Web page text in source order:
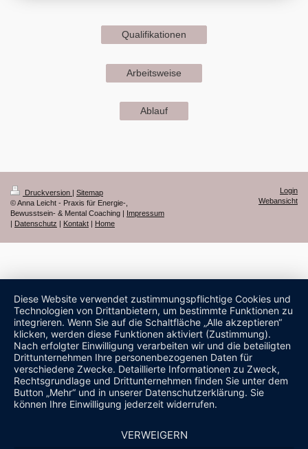
Qualifikationen
Arbeitsweise
Ablauf
Druckversion | Sitemap
© Anna Leicht - Praxis für Energie-,
Bewusstsein- & Mental Coaching | Impressum
| Datenschutz | Kontakt | Home
Login
Webansicht
Diese Website verwendet zustimmungspflichtige Cookies und
Technologien von Drittanbietern, um bestimmte Funktionen zu
integrieren. Wenn Sie auf die Schaltfläche „Alle akzeptieren“
klicken, werden diese Funktionen aktiviert (Zustimmung).
Nach erfolgter Einwilligung verarbeiten wir und die beteiligten
Drittunternehmen Ihre personenbezogenen Daten für
verschiedene Zwecke. Detaillierte Informationen zu Zweck,
Rechtsgrundlage und Drittunternehmen finden Sie unter dem
Button „Mehr“ und in unserer Datenschutzerklärung. Sie
können Ihre Einwilligung jederzeit widerrufen.
VERWEIGERN